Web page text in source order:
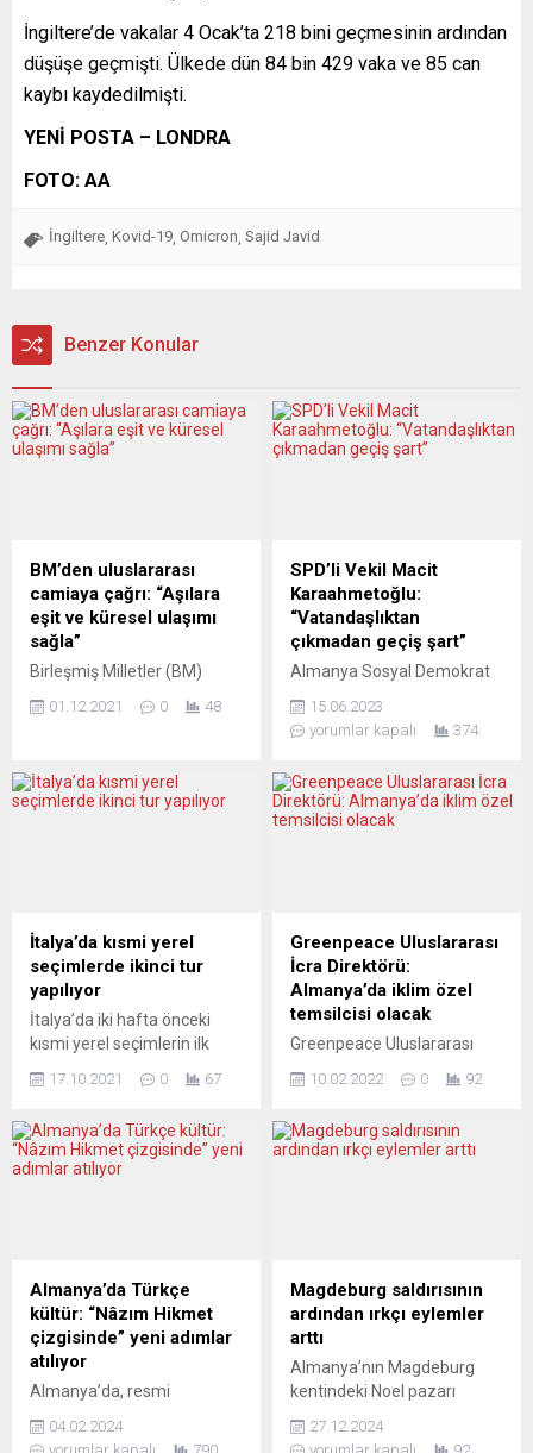
İngiltere’de vakalar 4 Ocak’ta 218 bini geçmesinin ardından
düşüşe geçmişti. Ülkede dün 84 bin 429 vaka ve 85 can
kaybı kaydedilmişti.
YENİ POSTA – LONDRA
FOTO: AA
İngiltere Kovid-19 Omicron Sajid Javid
Benzer Konular
BM’den uluslararası
camiaya çağrı: “Aşılara
eşit ve küresel ulaşımı
sağla”
Birleşmiş Milletler (BM)
koronavirüs (Covid-19)
devletlere çağrıda bulundu.
İnsan hakları uzmanları,
dikkat çekti. İsviçre’nin
Cenevre kentinde planlanan
Dünya Ticaret Örgütü (DTÖ)
12. Bakanlar Konferansı’nın,
Covid-19’un Güney
Afrika’da...
01.12.2021 0 48
SPD’li Vekil Macit
Karaahmetoğlu:
“Vatandaşlıktan
çıkmadan geçiş şart”
Almanya Sosyal Demokrat
milletvekili vatandaşlık
yasasıyla ilgili Türk
önemli düzenlemenin çifte
vatandaşlık hakkına yönelik
konusu yasa taslağının
göçmenler içinde en yüksek
nüfusa sahip Türkler için de
Almanya’nın bir parçası
15.06.2023
yorumlar kapalı
374
İtalya’da kısmi yerel
seçimlerde ikinci tur
yapılıyor
İtalya’da iki hafta önceki
kısmi yerel seçimlerin ilk
başkanlıkları belli olmayan
ve pazartesi ikinci tur
seçimler yapılacak. Yaklaşık
büyükşehirlerin de olduğu
65 kentin belediye başkanı
belli olacak. Oy verme
işleminin iki gün...
17.10.2021 0 67
Greenpeace Uluslararası
İcra Direktörü:
Almanya’da iklim özel
temsilcisi olacak
Greenpeace Uluslararası
Morgan, Alman hükümetinin
Almanya Dışişleri Bakanı
Annalena Baerbock,
temsilci olarak çalışmaya
başlayacağını söyledi. ABD
vatandaşı olan Morgan’ın
geçeceğini ve müsteşar
olarak atanacağını belirten
Baerbock, Morgan’ın iklim
konusunda...
10.02.2022 0 92
Almanya’da Türkçe
kültür: “Nâzım Hikmet
çizgisinde” yeni adımlar
atılıyor
Almanya’da, resmi
gibi, en çok konuşulan ve
04.02.2024
Magdeburg saldırısının
ardından ırkçı eylemler
arttı
Almanya’nın Magdeburg
kentindeki Noel pazarı
göçmenlere yönelik ırkçı
27.12.2024